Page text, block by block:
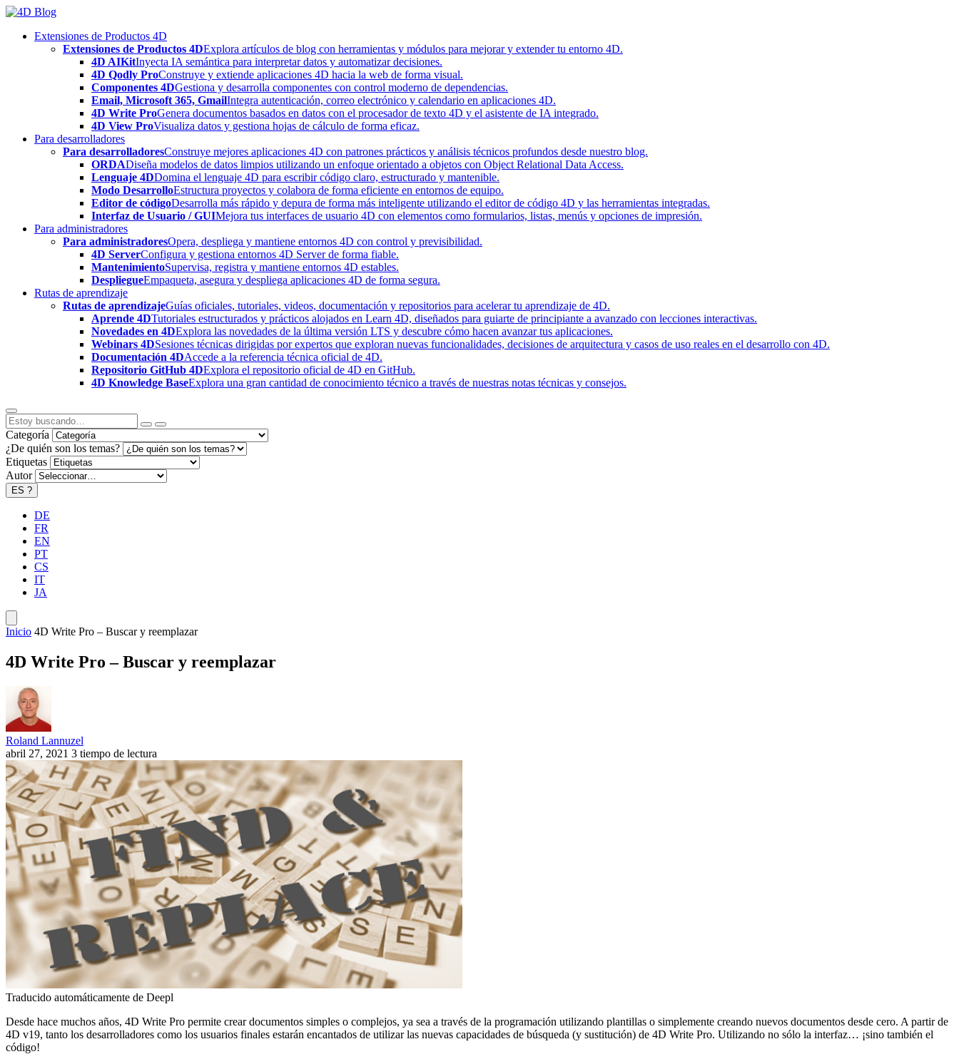
Skip
contentExtensiones de Productos 4D
Extensiones de Productos 4DExplora artículos de blog con herramientas y módulos para mejorar y extender tu entorno 4D.
4D AIKitInyecta IA semántica para interpretar datos y automatizar decisiones.
4D Qodly ProConstruye y extiende aplicaciones 4D hacia la web de forma visual.
Componentes 4DGestiona y desarrolla componentes con control moderno de dependencias.
Email, Microsoft 365, GmailIntegra autenticación, correo electrónico y calendario en aplicaciones 4D.
4D Write ProGenera documentos basados en datos con el procesador de texto 4D y el asistente de IA integrado.
4D View ProVisualiza datos y gestiona hojas de cálculo de forma eficaz.
Para desarrolladores
Para desarrolladoresConstruye mejores aplicaciones 4D con patrones prácticos y análisis técnicos profundos desde nuestro blog.
ORDADiseña modelos de datos limpios utilizando un enfoque orientado a objetos con Object Relational Data Access.
Lenguaje 4DDomina el lenguaje 4D para escribir código claro, estructurado y mantenible.
Modo DesarrolloEstructura proyectos y colabora de forma eficiente en entornos de equipo.
Editor de códigoDesarrolla más rápido y depura de forma más inteligente utilizando el editor de código 4D y las herramientas integradas.
Interfaz de Usuario / GUIMejora tus interfaces de usuario 4D con elementos como formularios, listas, menús y opciones de impresión.
Para administradores
Para administradoresOpera, despliega y mantiene entornos 4D con control y previsibilidad.
4D ServerConfigura y gestiona entornos 4D Server de forma fiable.
MantenimientoSupervisa, registra y mantiene entornos 4D estables.
DespliegueEmpaqueta, asegura y despliega aplicaciones 4D de forma segura.
Rutas de aprendizaje
Rutas de aprendizajeGuías oficiales, tutoriales, videos, documentación y repositorios para acelerar tu aprendizaje de 4D.
Aprende 4DTutoriales estructurados y prácticos alojados en Learn 4D, diseñados para guiarte de principiante a avanzado con lecciones interactivas.
Novedades en 4DExplora las novedades de la última versión LTS y descubre cómo hacen avanzar tus aplicaciones.
Webinars 4DSesiones técnicas dirigidas por expertos que exploran nuevas funcionalidades, decisiones de arquitectura y casos de uso reales en el desarrollo con 4D.
Documentación 4DAccede a la referencia técnica oficial de 4D.
Repositorio GitHub 4DExplora el repositorio oficial de 4D en GitHub.
4D Knowledge BaseExplora una gran cantidad de conocimiento técnico a través de nuestras notas técnicas y consejos.
Categoría
¿De quién son los temas?
Etiquetas
Autor
ES ?
DE
FR
EN
PT
CS
IT
JA
Inicio 4D Write Pro – Buscar y reemplazar
4D Write Pro – Buscar y reemplazar
Roland Lannuzel
abril 27, 2021 3 tiempo de lectura
Traducido automáticamente de Deepl
Desde hace muchos años, 4D Write Pro permite crear documentos simples o complejos, ya sea a través de la programación utilizando plantillas o simplemente creando nuevos documentos desde cero. A partir de
4D v19, tanto los desarrolladores como los usuarios finales estarán encantados de utilizar las nuevas capacidades de búsqueda (y sustitución) de 4D Write Pro. Utilizando no sólo la interfaz… ¡sino también el
código!